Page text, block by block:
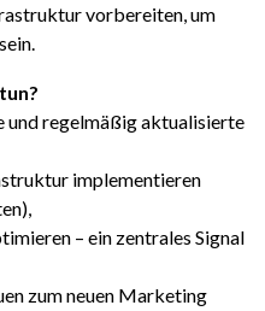
vorbereiten, um
und regelmäßig aktualisierte
implementieren
– ein zentrales Signal
zum neuen Marketing